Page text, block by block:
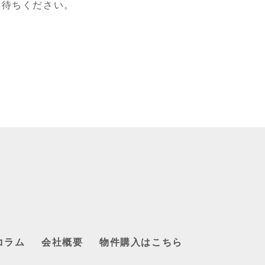
ちください。
ラム 会社概要 物件購入はこちら